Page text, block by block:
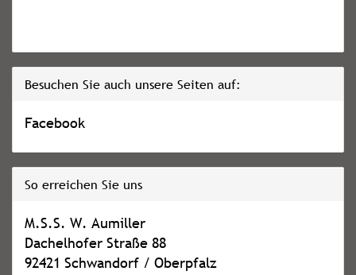
Besuchen Sie auch unsere Seiten auf:
Facebook
So erreichen Sie uns
M.S.S. W. Aumiller
Dachelhofer Straße 88
92421 Schwandorf / Oberpfalz